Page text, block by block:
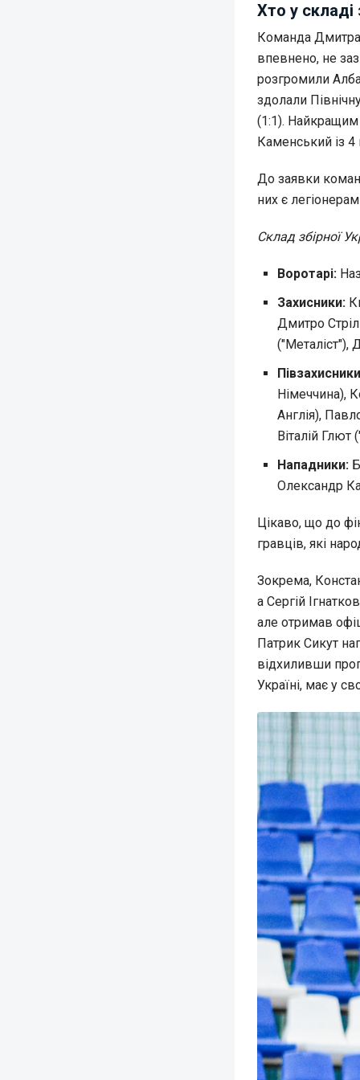
Хто у складі
Команда Дмитра
впевнено, не
розгромили
здолали
(1:1). Найкращим
Каменський із 4
До заявки
них є
Склад збірної
Воротарі:
Захисники:
Дмитро
("Металіст"),
Німеччина),
Англія),
Віталій
Нападники:
Олександр
Цікаво, що до
гравців, які
Зокрема,
а Сергій
але отримав
Патрик Сикут
відхиливши
Україні, має у